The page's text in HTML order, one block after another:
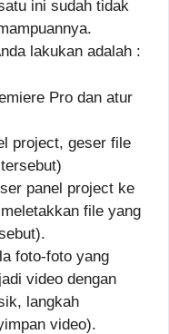
ini sudah tidak
lakukan adalah :
Pro dan atur
project, geser file
panel project ke
file yang
foto-foto yang
video dengan
langkah
video).